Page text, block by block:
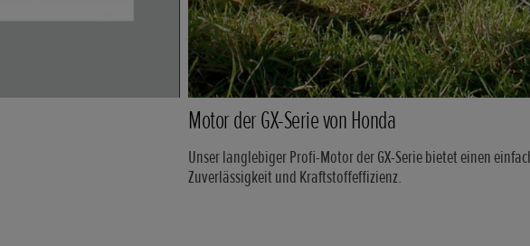
Motor der GX-Serie von Honda
Unser langlebiger Profi-Motor der GX-Serie bietet einen
Zuverlässigkeit und Kraftstoffeffizienz.